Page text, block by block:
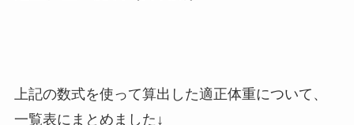
上記の数式を使って算出した適正体重について、
一覧表にまとめました↓